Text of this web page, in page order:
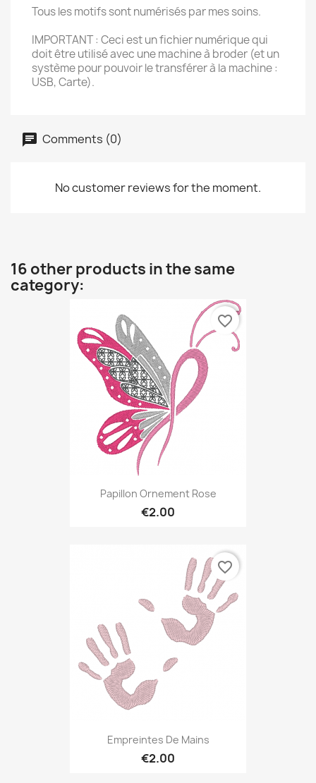
Tous les motifs sont numérisés par mes soins.
IMPORTANT : Ceci est un fichier numérique qui
doit être utilisé avec une machine à broder (et un
système pour pouvoir le transférer à la machine :
USB, Carte).
Comments (0)
No customer reviews for the moment.
16 other products in the same
category:
Papillon Ornement Rose
€2.00
favorite_border
Empreintes De Mains
€2.00
favorite_border